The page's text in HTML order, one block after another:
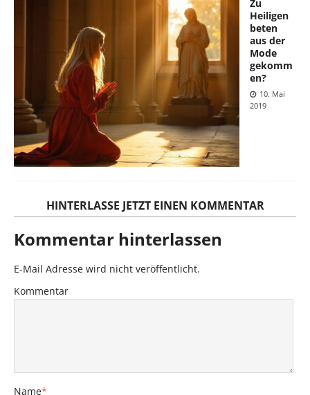
Zu
Heiligen
beten
aus der
Mode
gekomm
en?
10. Mai
2019
HINTERLASSE JETZT EINEN KOMMENTAR
Kommentar hinterlassen
E-Mail Adresse wird nicht veröffentlicht.
Kommentar
Name*